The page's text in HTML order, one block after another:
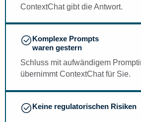
ContextChat gibt die Antwort.
Komplexe Prompts
waren gestern
Schluss mit aufwändigem
übernimmt ContextChat für Sie.
Keine regulatorischen Risiken